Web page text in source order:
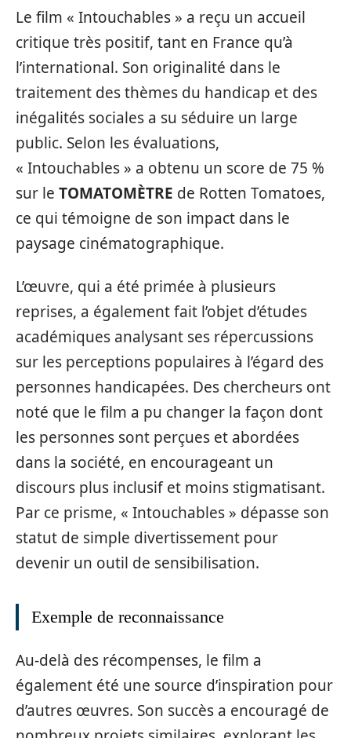
Le film « Intouchables » a reçu un accueil
critique très positif, tant en France qu’à
l’international. Son originalité dans le
traitement des thèmes du handicap et des
inégalités sociales a su séduire un large
public. Selon les évaluations,
« Intouchables » a obtenu un score de 75 %
sur le TOMATOMÈTRE de Rotten Tomatoes,
ce qui témoigne de son impact dans le
paysage cinématographique.
L’œuvre, qui a été primée à plusieurs
reprises, a également fait l’objet d’études
académiques analysant ses répercussions
sur les perceptions populaires à l’égard des
personnes handicapées. Des chercheurs ont
noté que le film a pu changer la façon dont
les personnes sont perçues et abordées
dans la société, en encourageant un
discours plus inclusif et moins stigmatisant.
Par ce prisme, « Intouchables » dépasse son
statut de simple divertissement pour
devenir un outil de sensibilisation.
Exemple de reconnaissance
Au-delà des récompenses, le film a
également été une source d’inspiration pour
d’autres œuvres. Son succès a encouragé de